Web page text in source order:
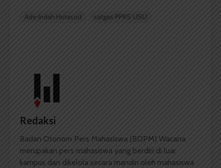
Ade Indah Hutasoit satgas PPKS USU
Redaksi
Badan Otonom Pers Mahasiswa (BOPM) Wacana
merupakan pers mahasiswa yang berdiri di luar
kampus dan dikelola secara mandiri oleh mahasiswa